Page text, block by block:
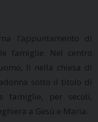
l’appuntamento di
famiglie. Nel centro
lì nella chiesa di
sotto il titolo di
famiglie, per secoli,
a Gesù e Maria.